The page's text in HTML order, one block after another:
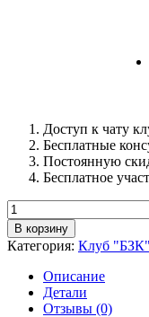
Доступ к чату
Бесплатные
Постоянную
Бесплатное
Количество
В корзину
Категория: Клуб "БЗК"
Описание
Детали
Отзывы (0)